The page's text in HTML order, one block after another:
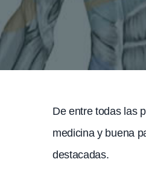
De entre todas las
medicina y buena
destacadas.